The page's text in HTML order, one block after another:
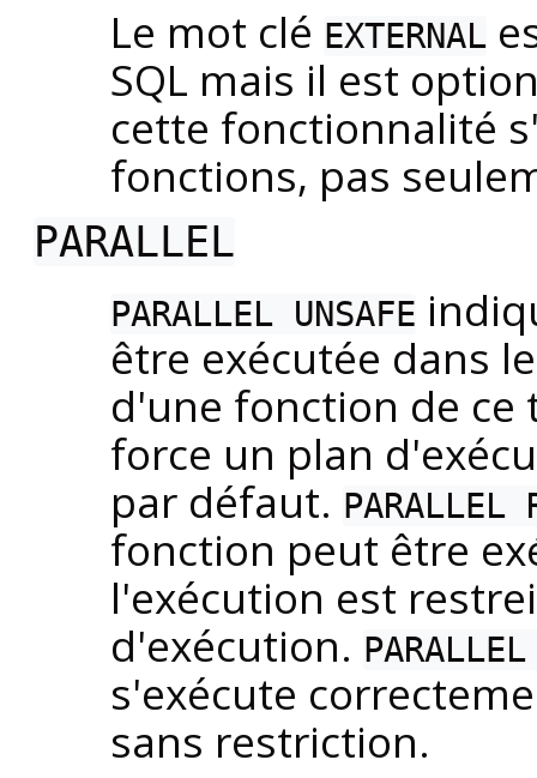
Le mot clé EXTERNAL
SQL mais il est
cette fonctionnalité
fonctions, pas
PARALLEL
PARALLEL UNSAFE
être exécutée dans
d'une fonction de ce
force un plan
par défaut. PARALLEL
fonction peut être
l'exécution est
d'exécution.
s'exécute
sans restriction.